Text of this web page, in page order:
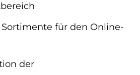
für den Online-
der